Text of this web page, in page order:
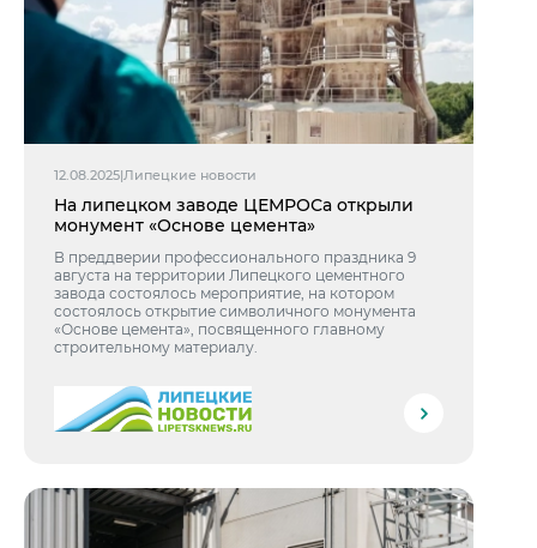
12.08.2025|Липецкие новости
На липецком заводе ЦЕМРОСа открыли
монумент «Основе цемента»
В преддверии профессионального праздника 9
августа на территории Липецкого цементного
завода состоялось мероприятие, на котором
состоялось открытие символичного монумента
«Основе цемента», посвященного главному
строительному материалу.